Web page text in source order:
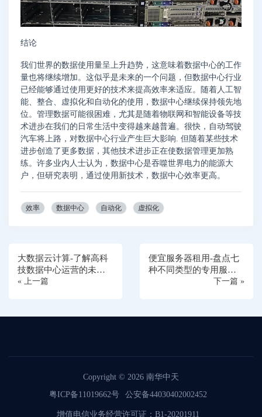
结论
我们世界的数据使用量呈上升趋势，这意味着数据中心的工作
量也将继续增加。这似乎是未来的一个问题，但数据中心行业
已经能够通过使用更好的技术来提高效率来适应。随着人工智
能、整合、虚拟化和自动化的使用，数据中心继续保持领先地
位。管理数据可能很困难，尤其是随着物联网和智能设备等技
术进步在我们的日常生活中变得越来越普遍。很快，自动驾驶
汽车将上路，对数据中心行业产生巨大影响. 但随着某些技术
进步创造了更多数据，其他技术进步正在使数据管理更加熟
练。许多业内人士认为，数据中心是吞噬世界电力的能源大
户，但研究表明，通过使用新技术，数据中心效率更高。
效率 数据中心 自动化 虚拟化
大数据云计算-了解高科
技数据中心运营的未
来？
« 上一篇
便宜服务器租用-盘点七
种不同类型的专用服务
下一篇 »
Copyright © 2026 南华中天
粤ICP备11019662号
公安备44030402002452
增值电信业务经营许可证：B1-20201911